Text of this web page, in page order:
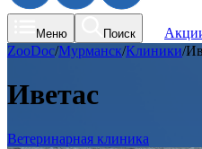
Меню Поиск
ZooDoc/Мурманск/Клиники/
Иветас
Ветеринарная клиника